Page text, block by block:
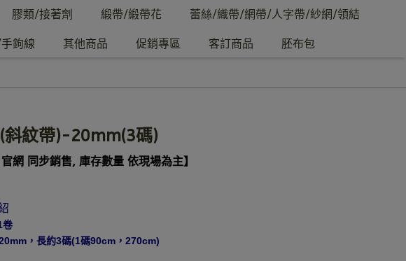
膠類/接著劑 緞帶/緞帶花 蕾絲/織帶/網帶/人字帶/紗網/領結
鉤線 其他商品 促銷專區 客訂商品 胚布包
斜紋帶)-20mm(3碼)
官網 同步銷售, 庫存數量 依現場為主】
卷
，長約3碼(1碼90cm，270cm)